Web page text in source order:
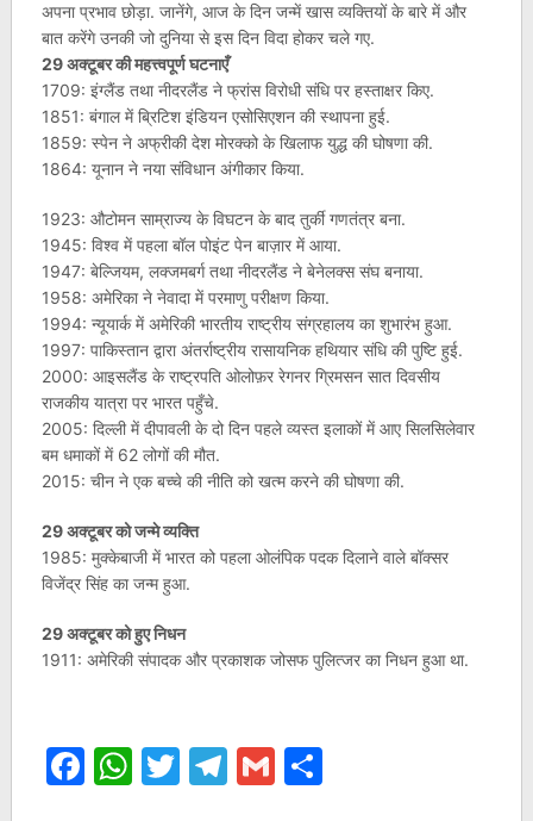
अपना प्रभाव छोड़ा. जानेंगे, आज के दिन जन्में खास व्यक्तियों के बारे में और
बात करेंगे उनकी जो दुनिया से इस दिन विदा होकर चले गए.
29 अक्टूबर की महत्त्वपूर्ण घटनाएँ
1709: इंग्लैंड तथा नीदरलैंड ने फ्रांस विरोधी संधि पर हस्ताक्षर किए.
1851: बंगाल में ब्रिटिश इंडियन एसोसिएशन की स्थापना हुई.
1859: स्पेन ने अफ्रीकी देश मोरक्को के खिलाफ युद्ध की घोषणा की.
1864: यूनान ने नया संविधान अंगीकार किया.
1923: औटोमन साम्राज्य के विघटन के बाद तुर्की गणतंत्र बना.
1945: विश्व में पहला बॉल पोइंट पेन बाज़ार में आया.
1947: बेल्जियम, लक्जमबर्ग तथा नीदरलैंड ने बेनेलक्स संघ बनाया.
1958: अमेरिका ने नेवादा में परमाणु परीक्षण किया.
1994: न्यूयार्क में अमेरिकी भारतीय राष्ट्रीय संग्रहालय का शुभारंभ हुआ.
1997: पाकिस्तान द्वारा अंतर्राष्ट्रीय रासायनिक हथियार संधि की पुष्टि हुई.
2000: आइसलैंड के राष्ट्रपति ओलोफ़र रेगनर ग्रिमसन सात दिवसीय
राजकीय यात्रा पर भारत पहुँचे.
2005: दिल्ली में दीपावली के दो दिन पहले व्यस्त इलाकों में आए सिलसिलेवार
बम धमाकों में 62 लोगों की मौत.
2015: चीन ने एक बच्चे की नीति को खत्म करने की घोषणा की.
29 अक्टूबर को जन्मे व्यक्ति
1985: मुक्केबाजी में भारत को पहला ओलंपिक पदक दिलाने वाले बॉक्सर
विजेंद्र सिंह का जन्म हुआ.
29 अक्टूबर को हुए निधन
1911: अमेरिकी संपादक और प्रकाशक जोसफ पुलित्‍जर का निधन हुआ था.
Facebook
WhatsApp
Twitter
Telegram
GmailShare